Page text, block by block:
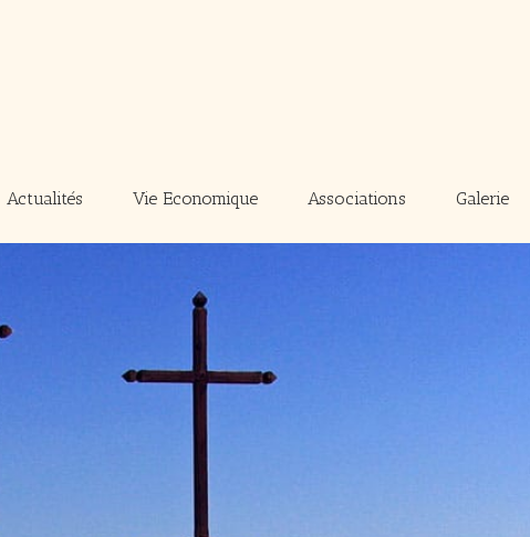
Actualités Vie Economique Associations Galerie